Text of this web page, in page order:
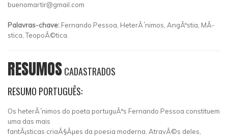
buenomartir@gmail.com
Palavras-chave: Fernando Pessoa, HeterÃ´nimos, AngÃºstia, MÃ­
stica, TeopoÃ©tica.
RESUMOSCADASTRADOS
RESUMO PORTUGUÊS:
Os heterÃ´nimos do poeta portuguÃªs Fernando Pessoa constituem
uma das mais
fantÃ¡sticas criaÃ§Ãµes da poesia moderna. AtravÃ©s deles,